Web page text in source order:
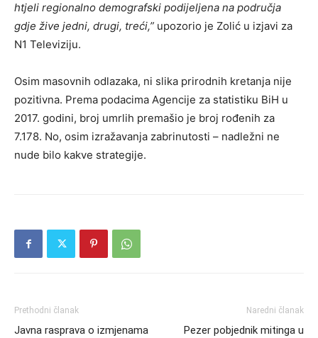
htjeli regionalno demografski podijeljena na područja
gdje žive jedni, drugi, treći,” upozorio je Zolić u izjavi za
N1 Televiziju.
Osim masovnih odlazaka, ni slika prirodnih kretanja nije
pozitivna. Prema podacima Agencije za statistiku BiH u
2017. godini, broj umrlih premašio je broj rođenih za
7.178. No, osim izražavanja zabrinutosti – nadležni ne
nude bilo kakve strategije.
Prethodni članak
Javna rasprava o izmjenama
Naredni članak
Pezer pobjednik mitinga u